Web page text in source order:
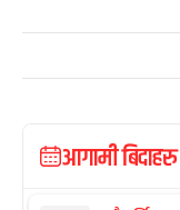
आगामी बिदाहरु